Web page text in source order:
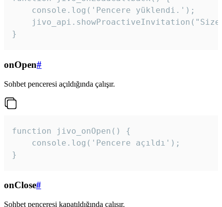
    console.log('Pencere yüklendi.');
}
onOpen#
Sohbet penceresi açıldığında çalışır.
function jivo_onOpen() {
    console.log('Pencere açıldı');
}
onClose#
Sohbet penceresi kapatıldığında çalışır.